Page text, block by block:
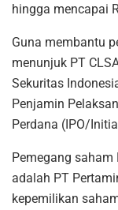
hingga mencapai
Guna membantu
menunjuk PT
Sekuritas
Penjamin
Perdana (IPO/
Pemegang saham
adalah PT
kepemilikan